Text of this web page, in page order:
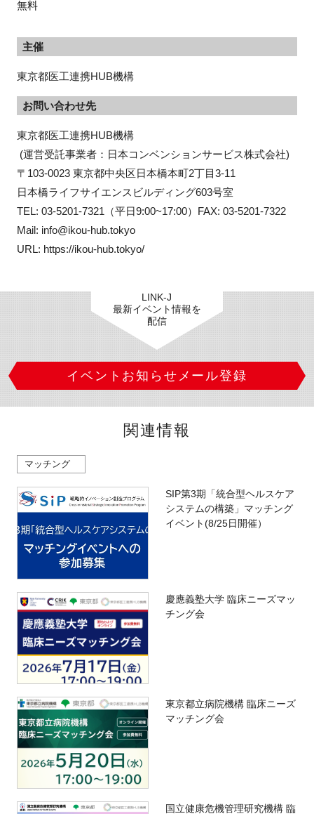
無料
主催
東京都医工連携HUB機構
お問い合わせ先
東京都医工連携HUB機構
〒103-0023 東京都中央区日本橋本町2丁目3-11
日本橋ライフサイエンスビルディング603号室
TEL: 03-5201-7321（平日9:00~17:00）FAX: 03-5201-7322
Mail: info@ikou-hub.tokyo
URL: https://ikou-hub.tokyo/
LINK-J
最新イベント情報を
配信
イベントお知らせメール登録
関連情報
マッチング
SIP第3期「統合型ヘルスケア
システムの構築」マッチング
イベント(8/25日開催）
慶應義塾大学 臨床ニーズマッ
チング会
東京都立病院機構 臨床ニーズ
マッチング会
国立健康危機管理研究機構 臨